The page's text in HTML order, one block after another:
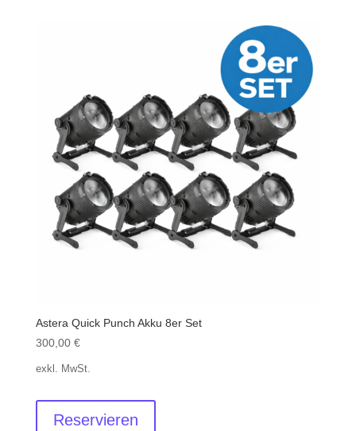
Astera Quick Punch Akku 8er Set
300,00 €
exkl. MwSt.
Reservieren